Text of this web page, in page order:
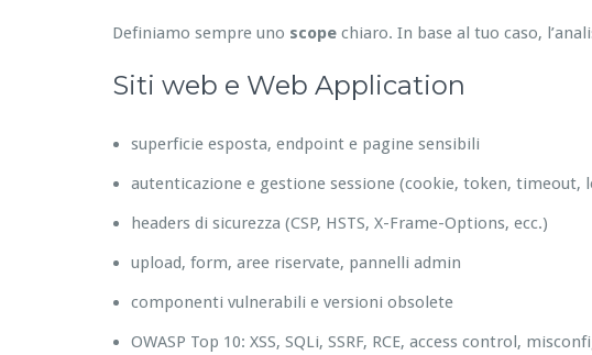
Definiamo sempre uno scope chiaro. In base al tuo caso,
Siti web e Web Application
superficie esposta, endpoint e pagine sensibili
autenticazione e gestione sessione (cookie, token, timeout,
headers di sicurezza (CSP, HSTS, X-Frame-Options, ecc.)
upload, form, aree riservate, pannelli admin
componenti vulnerabili e versioni obsolete
OWASP Top 10: XSS, SQLi, SSRF, RCE, access control,